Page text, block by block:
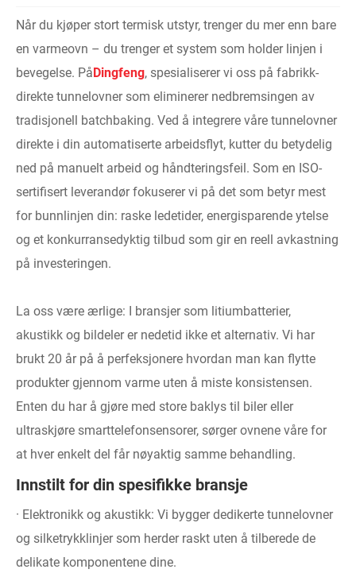
Når du kjøper stort termisk utstyr, trenger du mer enn bare
en varmeovn – du trenger et system som holder linjen i
bevegelse. PåDingfeng, spesialiserer vi oss på fabrikk-
direkte tunnelovner som eliminerer nedbremsingen av
tradisjonell batchbaking. Ved å integrere våre tunnelovner
direkte i din automatiserte arbeidsflyt, kutter du betydelig
ned på manuelt arbeid og håndteringsfeil. Som en ISO-
sertifisert leverandør fokuserer vi på det som betyr mest
for bunnlinjen din: raske ledetider, energisparende ytelse
og et konkurransedyktig tilbud som gir en reell avkastning
på investeringen.
La oss være ærlige: I bransjer som litiumbatterier,
akustikk og bildeler er nedetid ikke et alternativ. Vi har
brukt 20 år på å perfeksjonere hvordan man kan flytte
produkter gjennom varme uten å miste konsistensen.
Enten du har å gjøre med store baklys til biler eller
ultraskjøre smarttelefonsensorer, sørger ovnene våre for
at hver enkelt del får nøyaktig samme behandling.
Innstilt for din spesifikke bransje
· Elektronikk og akustikk: Vi bygger dedikerte tunnelovner
og silketrykklinjer som herder raskt uten å tilberede de
delikate komponentene dine.